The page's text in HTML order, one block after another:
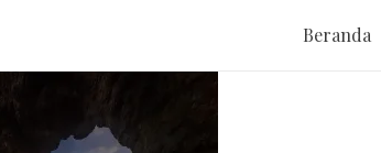
Beranda